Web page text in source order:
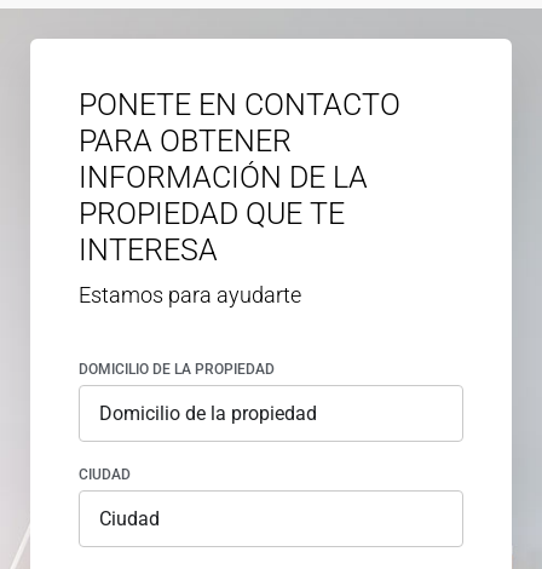
PONETE EN CONTACTO
PARA OBTENER
INFORMACIÓN DE LA
PROPIEDAD QUE TE
INTERESA
Estamos para ayudarte
DOMICILIO DE LA PROPIEDAD
CIUDAD